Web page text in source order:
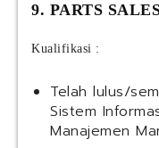
9. PARTS
Kualifikasi :
Telah lulus/
Sistem
Manajemen